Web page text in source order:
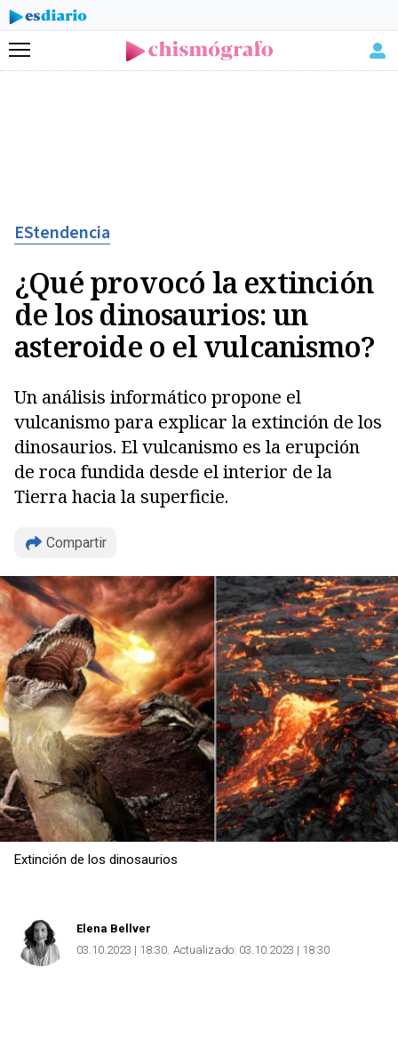
Menú
EStendencia
¿Qué provocó la extinción
de los dinosaurios: un
asteroide o el vulcanismo?
Un análisis informático propone el
vulcanismo para explicar la extinción de los
dinosaurios. El vulcanismo es la erupción
de roca fundida desde el interior de la
Tierra hacia la superficie.
Compartir
Extinción de los dinosaurios
Elena Bellver
03.10.2023 | 18:30 Actualizado: 03.10.2023 | 18:30